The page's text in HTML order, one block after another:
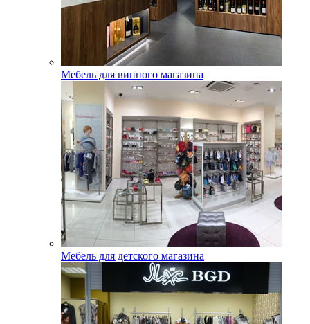
Мебель для винного магазина
Мебель для детского магазина